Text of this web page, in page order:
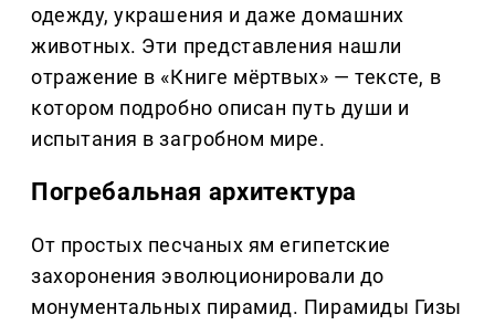
одежду, украшения и даже домашних
животных. Эти представления нашли
отражение в «Книге мёртвых» — тексте, в
котором подробно описан путь души и
испытания в загробном мире.
Погребальная архитектура
От простых песчаных ям египетские
захоронения эволюционировали до
монументальных пирамид. Пирамиды Гизы